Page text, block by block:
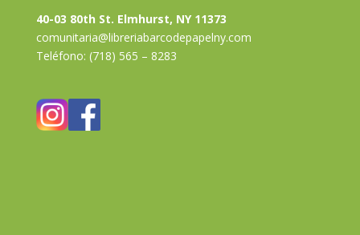
40-03 80th St. Elmhurst, NY 11373
comunitaria@libreriabarcodepapelny.com
Teléfono: (718) 565 – 8283